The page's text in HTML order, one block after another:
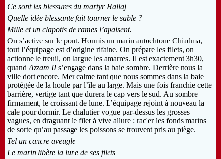
Ce sont les blessures du martyr Hallaj
Quelle idée blessante fait tourner le sable ?
Mille et un clapotis de rames l’apaisent.
On s’active sur le pont. Hormis un marin autochtone Chiadma,
tout l’équipage est d’origine rifaine. On prépare les filets, on
actionne le treuil, on largue les amarres. Il est exactement 3h30,
quand Azzam IIs’engage dans la baie sombre. Derrière nous la
ville dort encore. Mer calme tant que nous sommes dans la baie
protégée de la houle par l’île au large. Mais une fois franchie cette
barrière, vertige tant que durera le cap vers le sud. Au sombre
firmament, le croissant de lune. L’équipage rejoint à nouveau la
cale pour dormir. Le chalutier vogue par-dessus les grosses
vagues, en draguant le filet à vive allure : racler les fonds marins
de sorte qu’au passage les poissons se trouvent pris au piège.
Tel un cancre aveugle
Le marin libère la lune de ses filets